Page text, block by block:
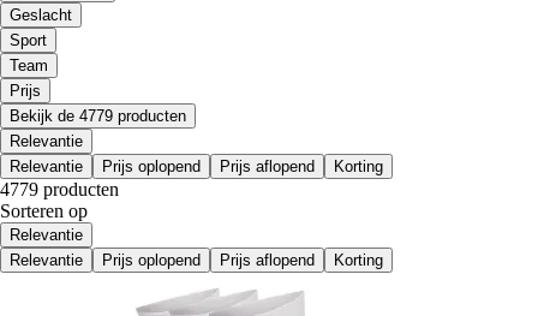
Geslacht
Sport
Team
Prijs
Bekijk de 4779 producten
Relevantie
Relevantie
Prijs oplopend Prijs aflopend Korting
4779 producten
Sorteren op
Relevantie
Relevantie
Prijs oplopend Prijs aflopend Korting